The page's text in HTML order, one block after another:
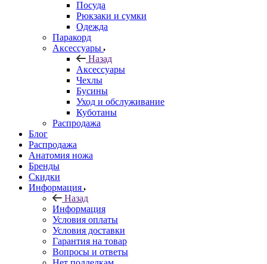
Посуда
Рюкзаки и сумки
Одежда
Паракорд
Аксессуары
Назад
Аксессуары
Чехлы
Бусины
Уход и обслуживание
Куботаны
Распродажа
Блог
Распродажа
Анатомия ножа
Бренды
Скидки
Информация
Назад
Информация
Условия оплаты
Условия доставки
Гарантия на товар
Вопросы и ответы